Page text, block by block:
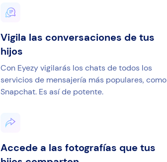
Vigila las conversaciones de tus
hijos
Con Eyezy vigilarás los chats de todos los
servicios de mensajería más populares, como
Snapchat. Es así de potente.
Accede a las fotografías que tus